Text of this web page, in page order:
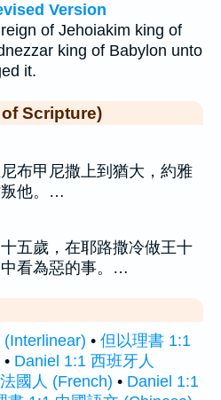
Version
of Jehoiakim king of
king of Babylon unto
it.
Scripture)
布甲尼撒上到猶大，約雅
叛他。…
五歲，在耶路撒冷做王十
看為惡的事。…
• 但以理書 1:1
• Daniel 1:1 西班牙人
國人 (French) • Daniel 1:1